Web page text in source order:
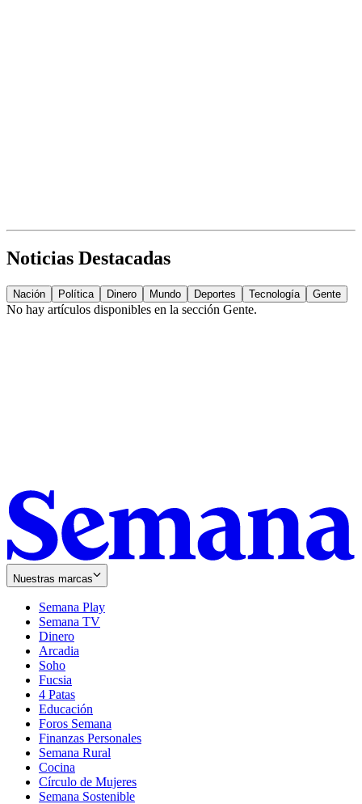
Noticias Destacadas
Nación Política Dinero Mundo Deportes Tecnología Gente
No hay artículos disponibles en la sección Gente.
Nuestras marcas
Semana Play
Semana TV
Dinero
Arcadia
Soho
in
new
window
Fucsia
in
new
window
4 Patas
Educación
Foros Semana
Finanzas Personales
Semana Rural
Cocina
Círculo de Mujeres
Semana Sostenible